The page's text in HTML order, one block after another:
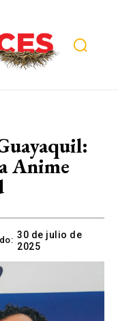
Anime
30 de julio de
2025